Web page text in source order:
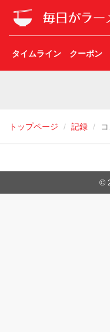
タイムライン クーポン
トップページ 記録
©